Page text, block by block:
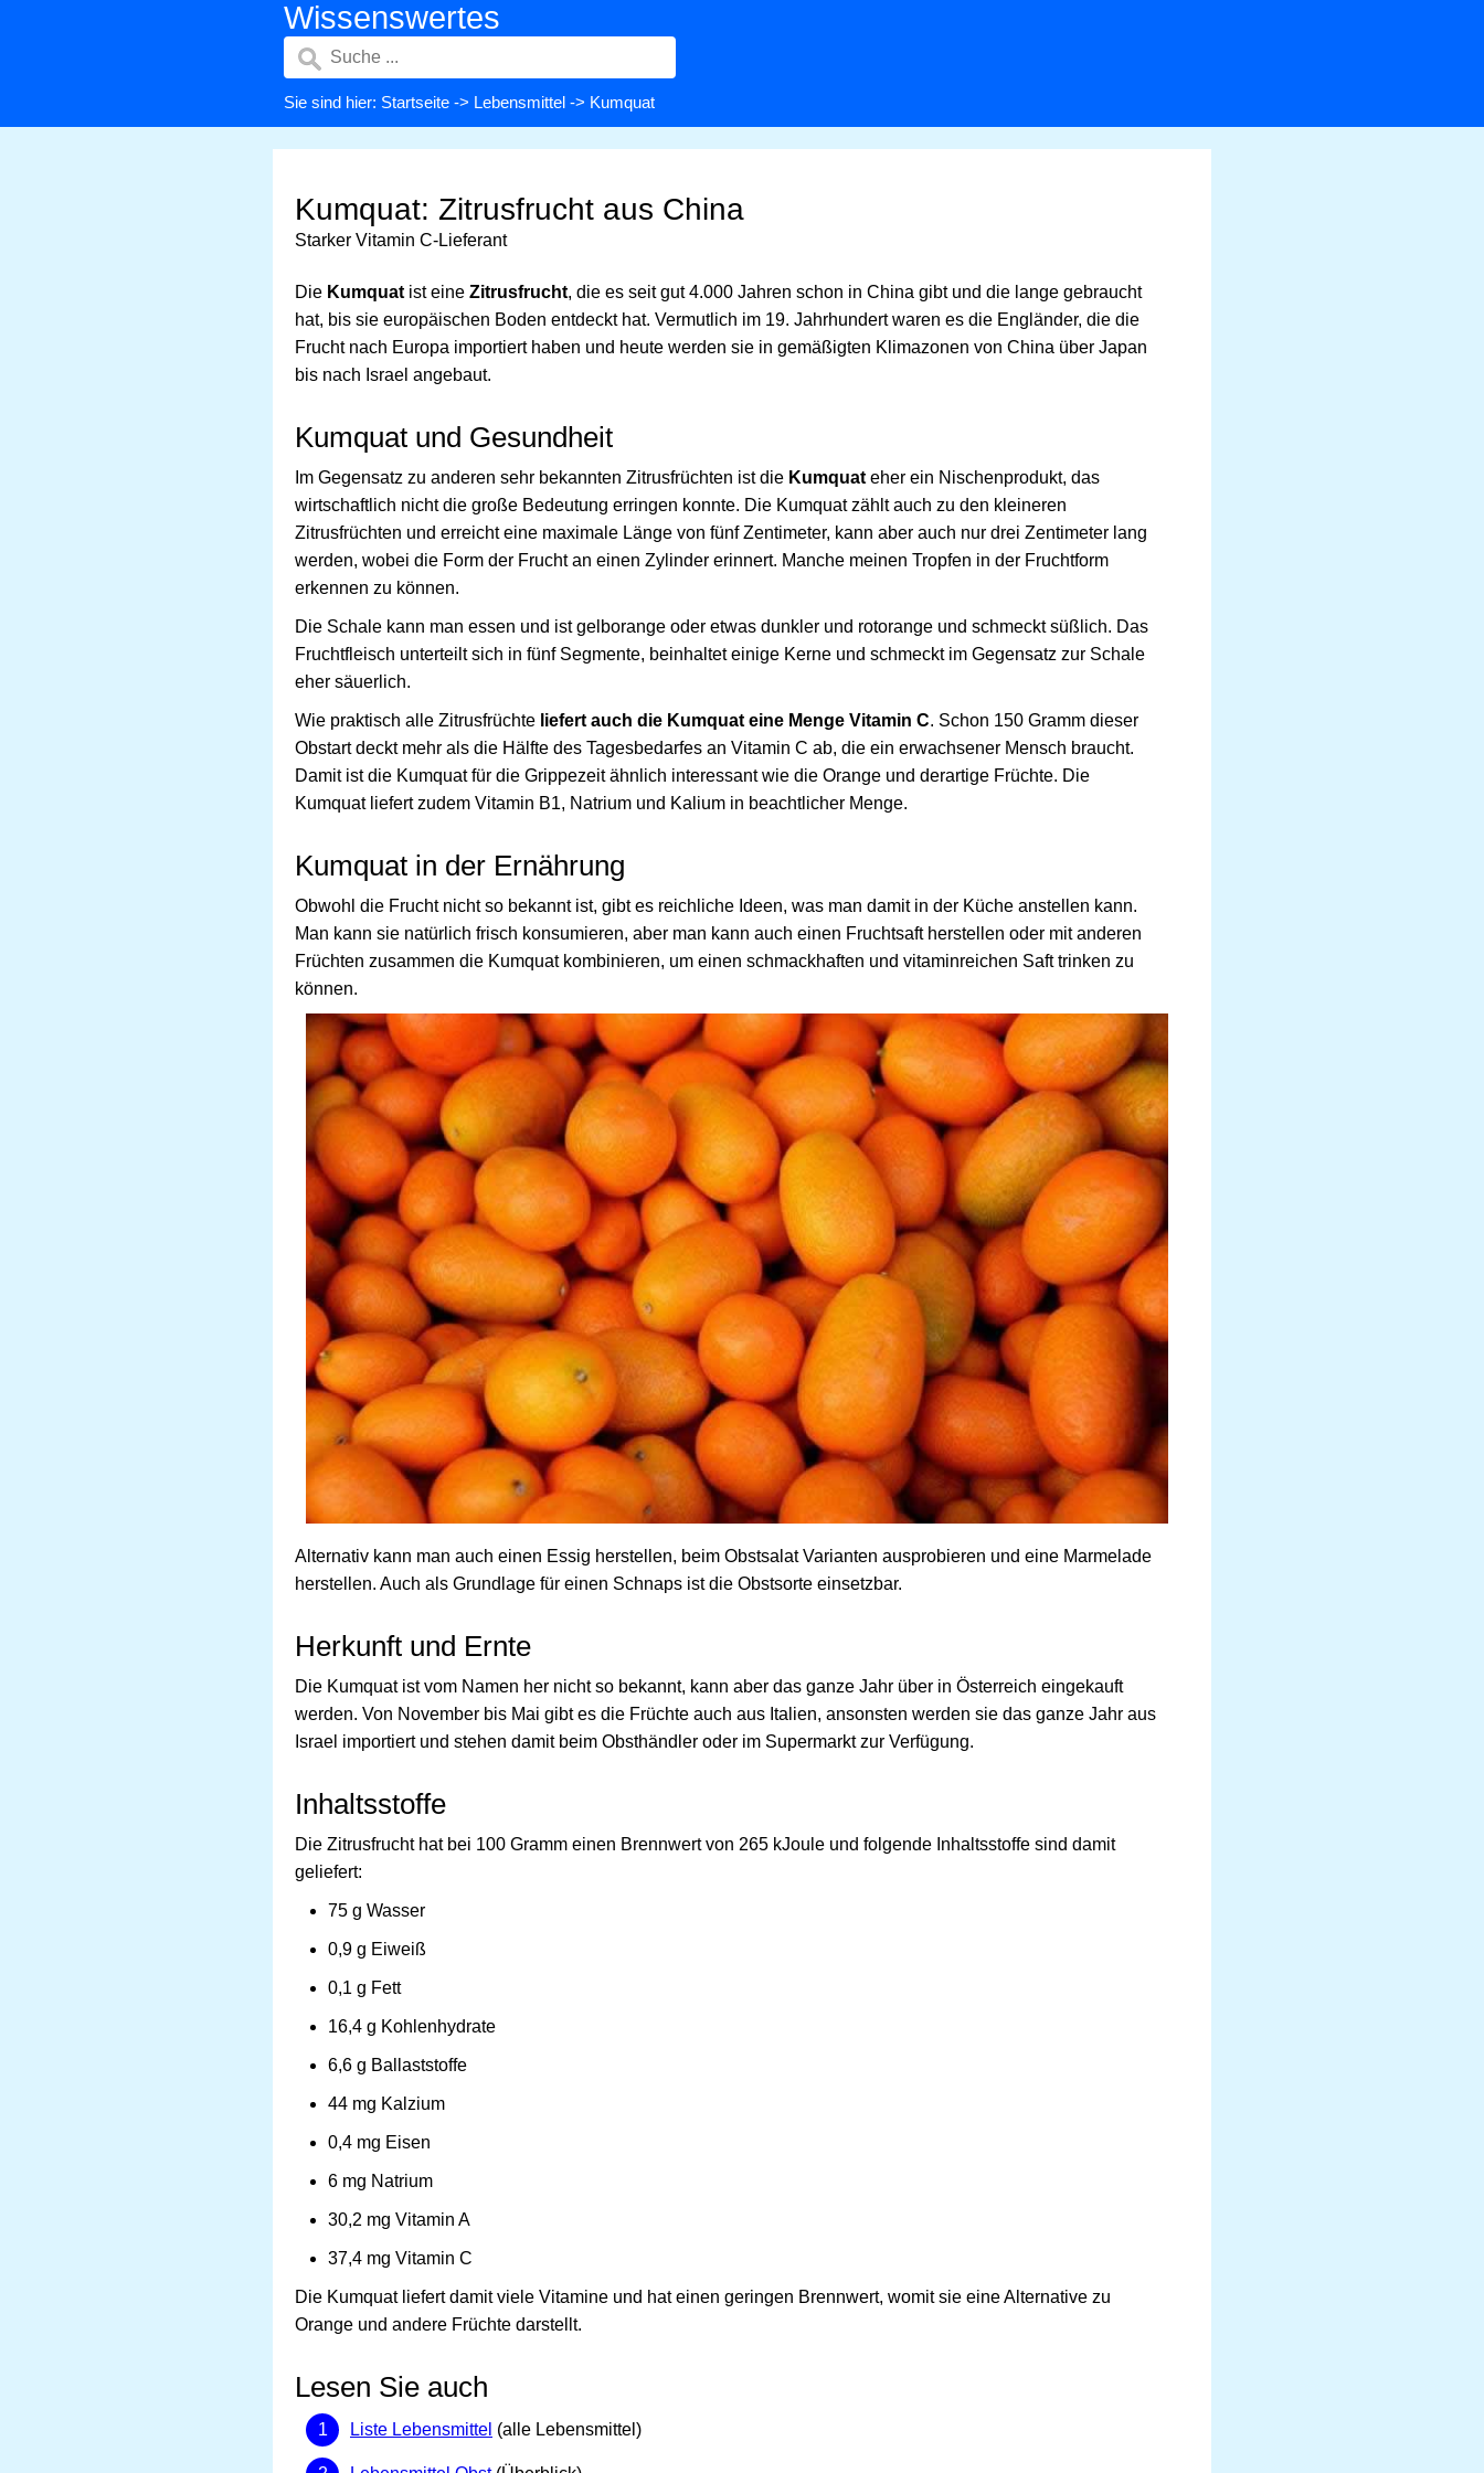
Wissenswertes
Sie sind hier: Startseite -> Lebensmittel -> Kumquat
Kumquat: Zitrusfrucht aus China
Starker Vitamin C-Lieferant
Die Kumquat ist eine Zitrusfrucht, die es seit gut 4.000 Jahren schon in China gibt und die lange gebraucht
hat, bis sie europäischen Boden entdeckt hat. Vermutlich im 19. Jahrhundert waren es die Engländer, die die
Frucht nach Europa importiert haben und heute werden sie in gemäßigten Klimazonen von China über Japan
bis nach Israel angebaut.
Kumquat und Gesundheit
Im Gegensatz zu anderen sehr bekannten Zitrusfrüchten ist die Kumquat eher ein Nischenprodukt, das
wirtschaftlich nicht die große Bedeutung erringen konnte. Die Kumquat zählt auch zu den kleineren
Zitrusfrüchten und erreicht eine maximale Länge von fünf Zentimeter, kann aber auch nur drei Zentimeter lang
werden, wobei die Form der Frucht an einen Zylinder erinnert. Manche meinen Tropfen in der Fruchtform
erkennen zu können.
Die Schale kann man essen und ist gelborange oder etwas dunkler und rotorange und schmeckt süßlich. Das
Fruchtfleisch unterteilt sich in fünf Segmente, beinhaltet einige Kerne und schmeckt im Gegensatz zur Schale
eher säuerlich.
Wie praktisch alle Zitrusfrüchte liefert auch die Kumquat eine Menge Vitamin C. Schon 150 Gramm dieser
Obstart deckt mehr als die Hälfte des Tagesbedarfes an Vitamin C ab, die ein erwachsener Mensch braucht.
Damit ist die Kumquat für die Grippezeit ähnlich interessant wie die Orange und derartige Früchte. Die
Kumquat liefert zudem Vitamin B1, Natrium und Kalium in beachtlicher Menge.
Kumquat in der Ernährung
Obwohl die Frucht nicht so bekannt ist, gibt es reichliche Ideen, was man damit in der Küche anstellen kann.
Man kann sie natürlich frisch konsumieren, aber man kann auch einen Fruchtsaft herstellen oder mit anderen
Früchten zusammen die Kumquat kombinieren, um einen schmackhaften und vitaminreichen Saft trinken zu
können.
Alternativ kann man auch einen Essig herstellen, beim Obstsalat Varianten ausprobieren und eine Marmelade
herstellen. Auch als Grundlage für einen Schnaps ist die Obstsorte einsetzbar.
Herkunft und Ernte
Die Kumquat ist vom Namen her nicht so bekannt, kann aber das ganze Jahr über in Österreich eingekauft
werden. Von November bis Mai gibt es die Früchte auch aus Italien, ansonsten werden sie das ganze Jahr aus
Israel importiert und stehen damit beim Obsthändler oder im Supermarkt zur Verfügung.
Inhaltsstoffe
Die Zitrusfrucht hat bei 100 Gramm einen Brennwert von 265 kJoule und folgende Inhaltsstoffe sind damit
geliefert:
75 g Wasser
0,9 g Eiweiß
0,1 g Fett
16,4 g Kohlenhydrate
6,6 g Ballaststoffe
44 mg Kalzium
0,4 mg Eisen
6 mg Natrium
30,2 mg Vitamin A
37,4 mg Vitamin C
Die Kumquat liefert damit viele Vitamine und hat einen geringen Brennwert, womit sie eine Alternative zu
Orange und andere Früchte darstellt.
Lesen Sie auch
Liste Lebensmittel (alle Lebensmittel)